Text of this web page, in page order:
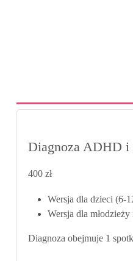
Diagnoza ADHD i
400 zł
Wersja dla dzieci (6-
Wersja dla
Diagnoza obejmuje 1